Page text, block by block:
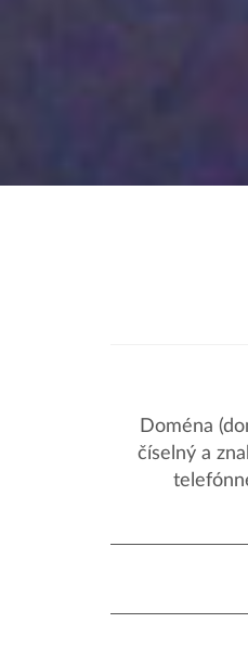
Doména
číselný a